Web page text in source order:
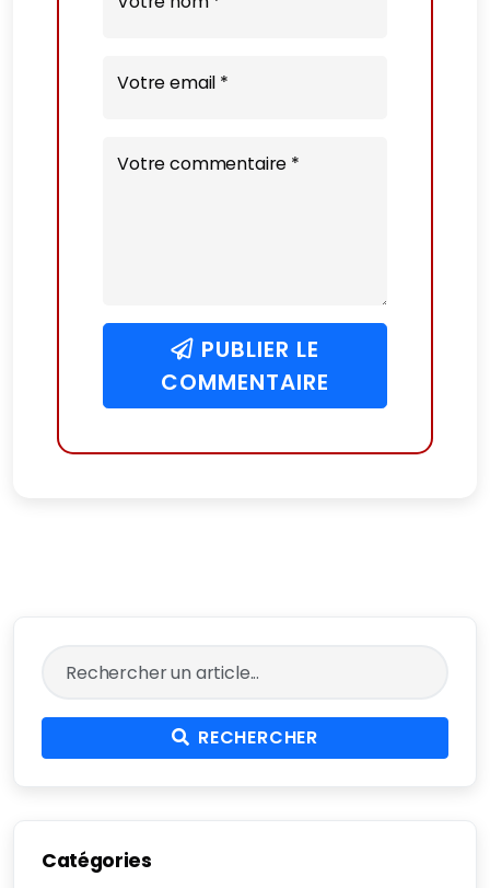
Votre email *
Votre commentaire *
PUBLIER LE
COMMENTAIRE
RECHERCHER
Catégories